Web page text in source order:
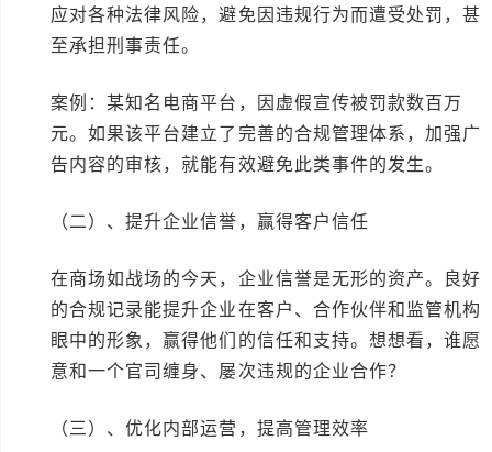
应对各种法律风险，避免因违规行为而遭受处罚，甚
至承担刑事责任。
案例：某知名电商平台，因虚假宣传被罚款数百万
元。如果该平台建立了完善的合规管理体系，加强广
告内容的审核，就能有效避免此类事件的发生。
（二）、提升企业信誉，赢得客户信任
在商场如战场的今天，企业信誉是无形的资产。良好
的合规记录能提升企业在客户、合作伙伴和监管机构
眼中的形象，赢得他们的信任和支持。想想看，谁愿
意和一个官司缠身、屡次违规的企业合作？
（三）、优化内部运营，提高管理效率